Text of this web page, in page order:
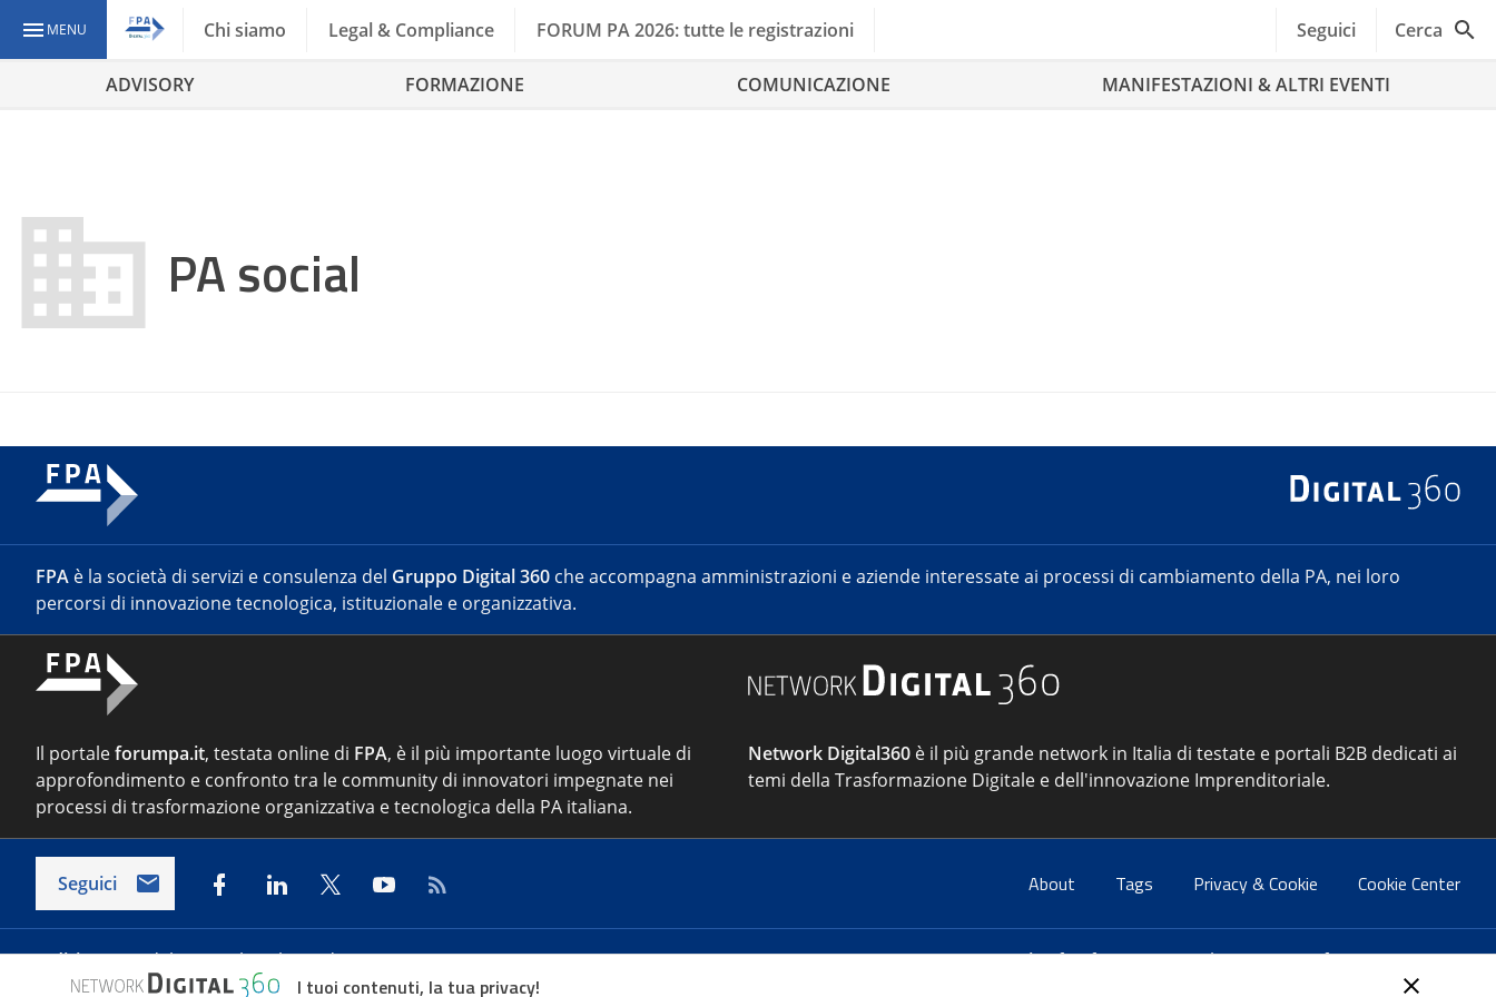
MENU Chi siamo Legal & Compliance FORUM PA 2026: tutte le registrazioni Seguici Cerca
ADVISORY FORMAZIONE COMUNICAZIONE MANIFESTAZIONI & ALTRI EVENTI
PA social
FPA è la società di servizi e consulenza del Gruppo Digital 360 che accompagna amministrazioni e aziende interessate ai processi di cambiamento della PA, nei loro
percorsi di innovazione tecnologica, istituzionale e organizzativa.
Il portaleforumpa.it, testata online di FPA, è il più importante luogo virtuale di
approfondimento e confronto tra le community di innovatori impegnate nei
processi di trasformazione organizzativa e tecnologica della PA italiana.
Network Digital360 è il più grande network in Italia di testate e portali B2B dedicati ai
temi della Trasformazione Digitale e dell'innovazione Imprenditoriale.
Seguici About Tags Privacy & Cookie Cookie Center
Indirizzo:Via del Porto Fluviale 67/d – 00154 Roma Contatti:info@forumpa.it- tel. 06 684251 - fax. 06 68425433
I tuoi contenuti, la tua privacy!